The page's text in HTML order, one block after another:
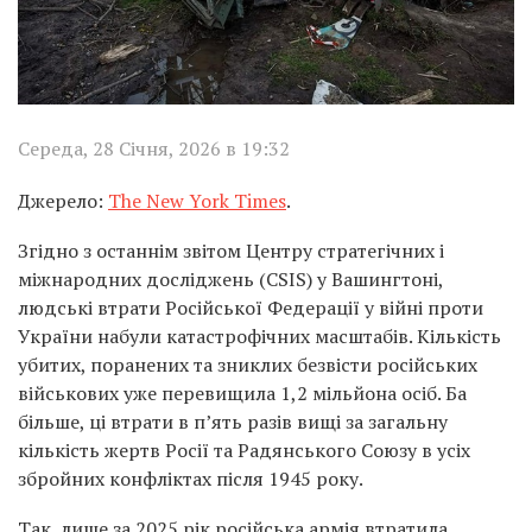
Середа, 28 Січня, 2026 в 19:32
Джерело: The New York Times.
Згідно з останнім звітом Центру стратегічних і
міжнародних досліджень (CSIS) у Вашингтоні,
людські втрати Російської Федерації у війні проти
України набули катастрофічних масштабів. Кількість
убитих, поранених та зниклих безвісти російських
військових уже перевищила 1,2 мільйона осіб. Ба
більше, ці втрати в п’ять разів вищі за загальну
кількість жертв Росії та Радянського Союзу в усіх
збройних конфліктах після 1945 року.